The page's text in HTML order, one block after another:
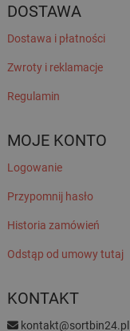
DOSTAWA
Dostawa i płatności
Zwroty i reklamacje
Regulamin
MOJE KONTO
Logowanie
Przypomnij hasło
Historia zamówień
Odstąp od umowy tutaj
KONTAKT
kontakt@sortbin24.pl